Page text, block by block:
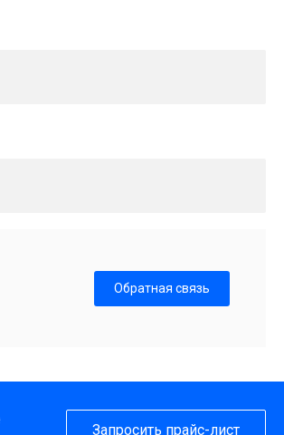
Обратная связь
Запросить прайс-лист